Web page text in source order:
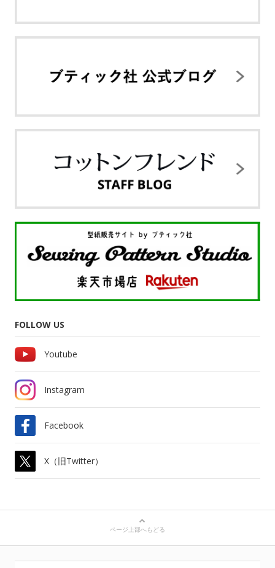
FOLLOW US
Youtube
Instagram
Facebook
X（旧Twitter）
ページ上部へもどる